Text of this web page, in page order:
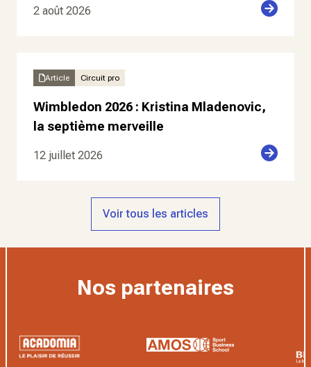
2 août 2026
Article Circuit pro
Wimbledon 2026 : Kristina Mladenovic,
la septième merveille
12 juillet 2026
Voir tous les articles
Nos partenaires